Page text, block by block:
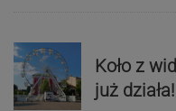
Koło z
już działa!